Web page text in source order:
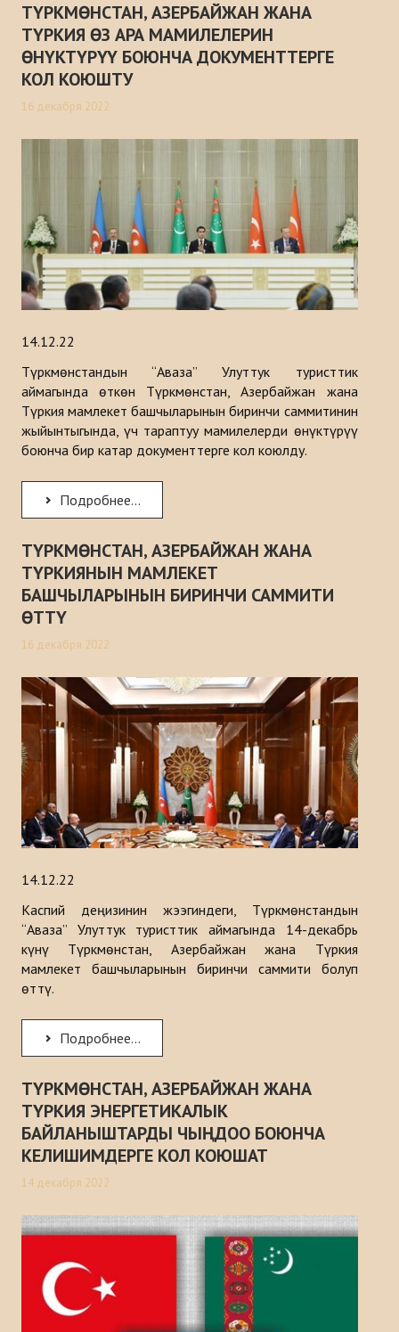
ТҮРКМӨНСТАН, АЗЕРБАЙЖАН ЖАНА
ТҮРКИЯ ӨЗ АРА МАМИЛЕЛЕРИН
ӨНҮКТҮРҮҮ БОЮНЧА ДОКУМЕНТТЕРГЕ
КОЛ КОЮШТУ
16 декабря 2022
14.12.22
Түркмөнстандын “Аваза” Улуттук туристтик
аймагында өткөн Түркмөнстан, Азербайжан жана
Түркия мамлекет башчыларынын биринчи саммитинин
жыйынтыгында, үч тараптуу мамилелерди өнүктүрүү
боюнча бир катар документтерге кол коюлду.
Подробнее...
ТҮРКМӨНСТАН, АЗЕРБАЙЖАН ЖАНА
ТҮРКИЯНЫН МАМЛЕКЕТ
БАШЧЫЛАРЫНЫН БИРИНЧИ САММИТИ
ӨТТҮ
16 декабря 2022
14.12.22
Каспий деңизинин жээгиндеги, Түркмөнстандын
“Аваза” Улуттук туристтик аймагында 14-декабрь
күнү Түркмөнстан, Азербайжан жана Түркия
мамлекет башчыларынын биринчи саммити болуп
өттү.
Подробнее...
ТҮРКМӨНСТАН, АЗЕРБАЙЖАН ЖАНА
ТҮРКИЯ ЭНЕРГЕТИКАЛЫК
БАЙЛАНЫШТАРДЫ ЧЫҢДОО БОЮНЧА
КЕЛИШИМДЕРГЕ КОЛ КОЮШАТ
14 декабря 2022